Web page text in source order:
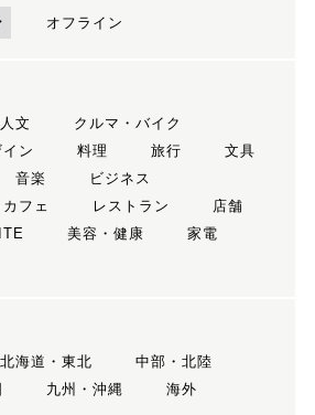
オフライン
人文
クルマ・バイク
ン 料理 旅行
文具
音楽
ビジネス
カフェ レストラン
店舗
美容・健康
家電
北海道・東北
中部・北陸
九州・沖縄 海外